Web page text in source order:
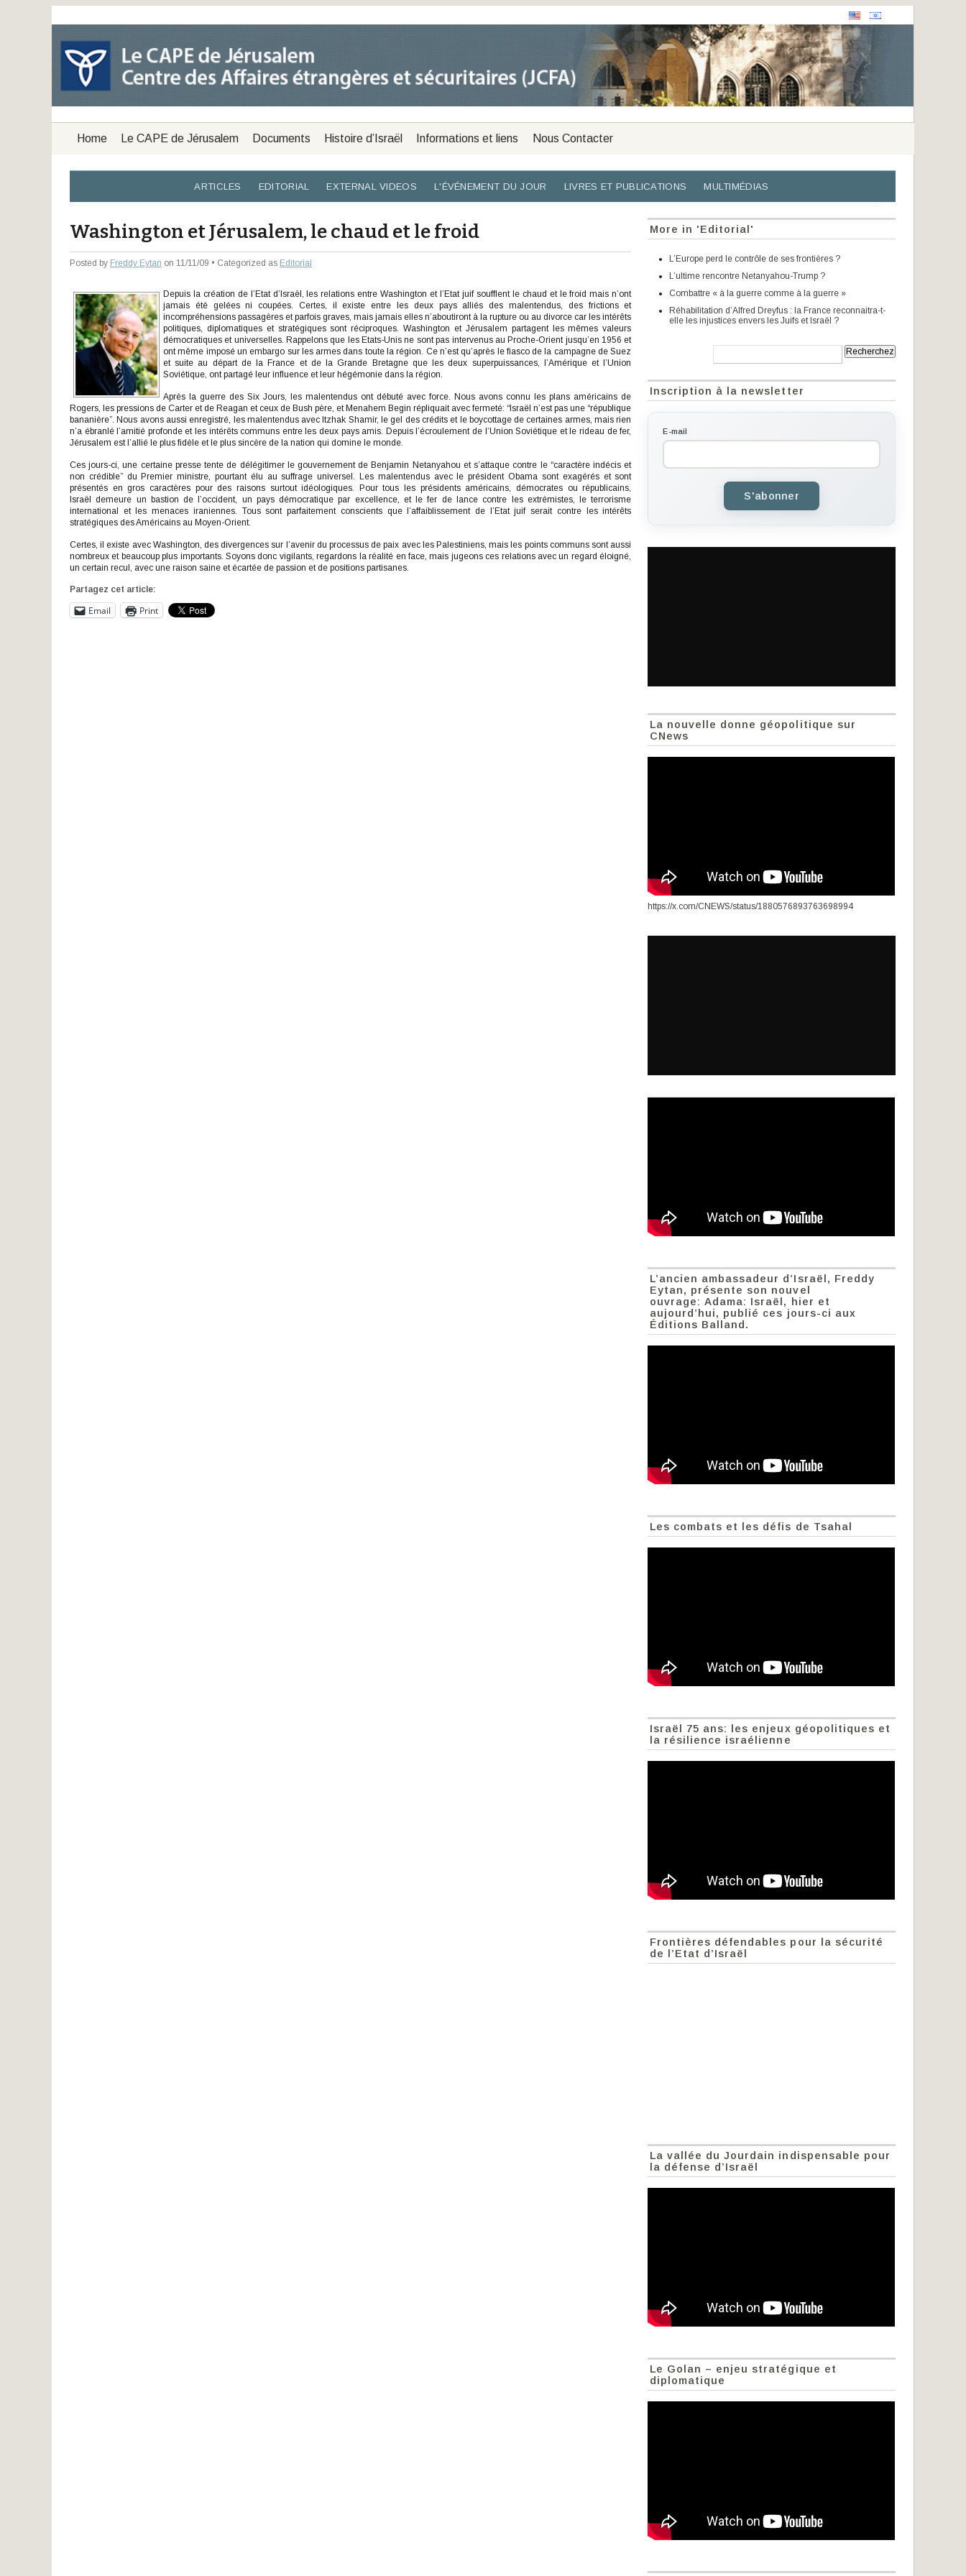
Home Le CAPE de Jérusalem Documents Histoire d’Israël Informations et liens Nous Contacter
ARTICLES EDITORIAL EXTERNAL VIDEOS L'ÉVÉNEMENT DU JOUR LIVRES ET PUBLICATIONS MULTIMÉDIAS
Washington et Jérusalem, le chaud et le froid
Posted by Freddy Eytan on 11/11/09 • Categorized as Editorial
Depuis la création de l’Etat d’Israël, les relations entre Washington et l’Etat juif soufflent le chaud et le froid mais n’ont
jamais été gelées ni coupées. Certes, il existe entre les deux pays alliés des malentendus, des frictions et
incompréhensions passagères et parfois graves, mais jamais elles n’aboutiront à la rupture ou au divorce car les intérêts
politiques, diplomatiques et stratégiques sont réciproques. Washington et Jérusalem partagent les mêmes valeurs
démocratiques et universelles. Rappelons que les Etats-Unis ne sont pas intervenus au Proche-Orient jusqu’en 1956 et
ont même imposé un embargo sur les armes dans toute la région. Ce n’est qu’après le fiasco de la campagne de Suez
et suite au départ de la France et de la Grande Bretagne que les deux superpuissances, l’Amérique et l’Union
Soviétique, ont partagé leur influence et leur hégémonie dans la région.
Après la guerre des Six Jours, les malentendus ont débuté avec force. Nous avons connu les plans américains de
Rogers, les pressions de Carter et de Reagan et ceux de Bush père, et Menahem Begin répliquait avec fermeté: “Israël n’est pas une “république
bananière”. Nous avons aussi enregistré, les malentendus avec Itzhak Shamir, le gel des crédits et le boycottage de certaines armes, mais rien
n’a ébranlé l’amitié profonde et les intérêts communs entre les deux pays amis. Depuis l’écroulement de l’Union Soviétique et le rideau de fer,
Jérusalem est l’allié le plus fidèle et le plus sincère de la nation qui domine le monde.
Ces jours-ci, une certaine presse tente de délégitimer le gouvernement de Benjamin Netanyahou et s’attaque contre le “caractère indécis et
non crédible” du Premier ministre, pourtant élu au suffrage universel. Les malentendus avec le président Obama sont exagérés et sont
présentés en gros caractères pour des raisons surtout idéologiques. Pour tous les présidents américains, démocrates ou républicains,
Israël demeure un bastion de l’occident, un pays démocratique par excellence, et le fer de lance contre les extrémistes, le terrorisme
international et les menaces iraniennes. Tous sont parfaitement conscients que l’affaiblissement de l’Etat juif serait contre les intérêts
stratégiques des Américains au Moyen-Orient.
Certes, il existe avec Washington, des divergences sur l’avenir du processus de paix avec les Palestiniens, mais les points communs sont aussi
nombreux et beaucoup plus importants. Soyons donc vigilants, regardons la réalité en face, mais jugeons ces relations avec un regard éloigné,
un certain recul, avec une raison saine et écartée de passion et de positions partisanes.
Partagez cet article:
Email Print
More in 'Editorial'
L’Europe perd le contrôle de ses frontières ?
L’ultime rencontre Netanyahou-Trump ?
Combattre « à la guerre comme à la guerre »
Réhabilitation d’Alfred Dreyfus : la France reconnaitra-t-
elle les injustices envers les Juifs et Israël ?
Inscription à la newsletter
E-mail
S'abonner
La nouvelle donne géopolitique sur
CNews
https://x.com/CNEWS/status/1880576893763698994
L’ancien ambassadeur d’Israël, Freddy
Eytan, présente son nouvel
ouvrage: Adama: Israël, hier et
aujourd’hui, publié ces jours-ci aux
Éditions Balland.
Les combats et les défis de Tsahal
Israël 75 ans: les enjeux géopolitiques et
la résilience israélienne
Frontières défendables pour la sécurité
de l’Etat d’Israël
La vallée du Jourdain indispensable pour
la défense d’Israël
Le Golan – enjeu stratégique et
diplomatique